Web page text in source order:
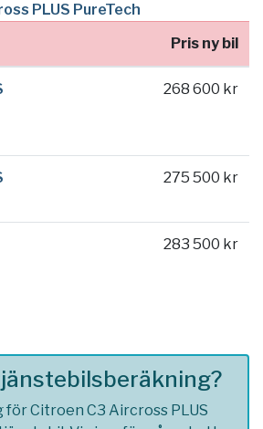
PLUS PureTech
Pris ny bil
268 600 kr
275 500 kr
283 500 kr
för Citroen C3 Aircross PLUS